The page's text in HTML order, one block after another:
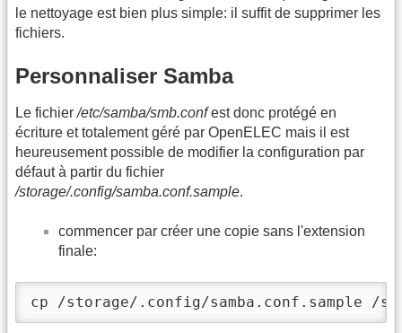
le nettoyage est bien plus simple: il suffit de supprimer les
fichiers.
Personnaliser Samba
Le fichier/etc/samba/smb.confest donc protégé en
écriture et totalement géré par OpenELEC mais il est
heureusement possible de modifier la configuration par
défaut à partir du fichier
/storage/.config/samba.conf.sample.
commencer par créer une copie sans l'extension
finale:
cp /storage/.config/samba.conf.sample /